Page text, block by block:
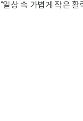
일상 속 가볍게 작은